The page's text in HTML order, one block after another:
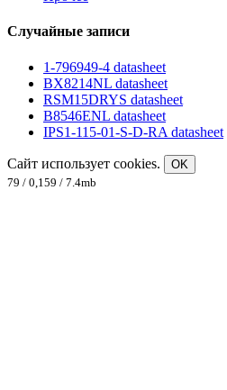
Случайные записи
1-796949-4 datasheet
BX8214NL datasheet
RSM15DRYS datasheet
B8546ENL datasheet
IPS1-115-01-S-D-RA datasheet
Сайт использует cookies.
OK
79 / 0,159 / 7.4mb